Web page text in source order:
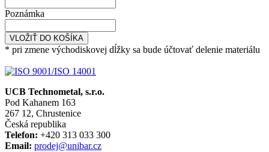
Poznámka
VLOŽIŤ DO KOŠÍKA
* pri zmene východiskovej dĺžky sa bude účtovať delenie materiálu
UCB Technometal, s.r.o.
Pod Kahanem 163
267 12, Chrustenice
Česká republika
Telefon: +420 313 033 300
Email: prodej@unibar.cz